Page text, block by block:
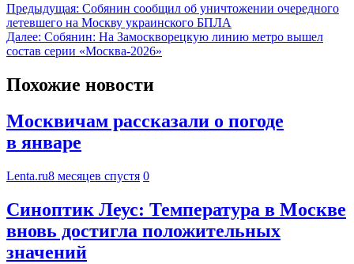
Предыдущая: Собянин сообщил об уничтожении очередного
летевшего на Москву украинского БПЛА
Далее: Собянин: На Замоскворецкую линию метро вышел
состав серии «Москва-2026»
Похожие новости
Москвичам рассказали о погоде
в январе
Lenta.ru8 месяцев спустя 0
Синоптик Леус: Температура в Москве
вновь достигла положительных
значений